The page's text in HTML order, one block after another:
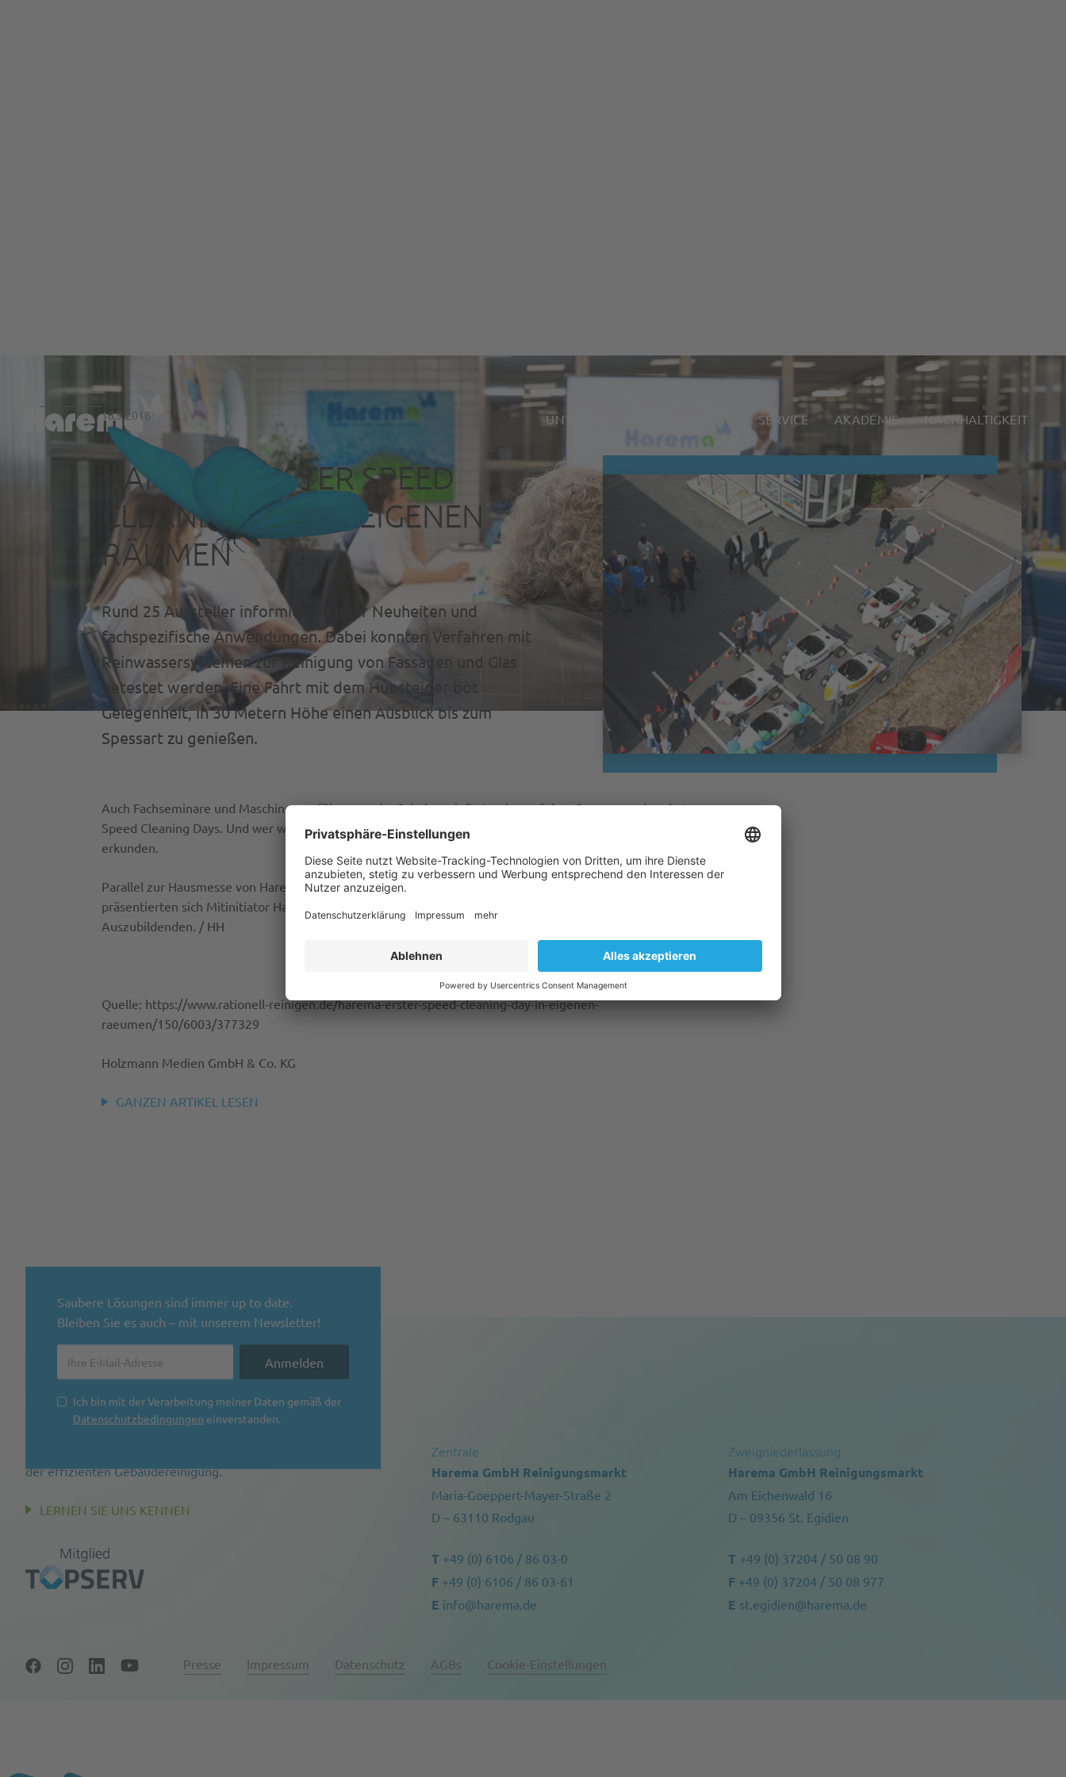
UNTERNEHMEN SERVICE AKADEMIE NACHHALTIGKEIT
18.9.2018
HAREMA: ERSTER SPEED
CLEANING DAY IN EIGENEN
RÄUMEN
Rund 25 Aussteller informierten über Neuheiten und
fachspezifische Anwendungen. Dabei konnten Verfahren mit
Reinwassersystemen zur Reinigung von Fassaden und Glas
getestet werden. Eine Fahrt mit dem Hubsteiger bot
Gelegenheit, in 30 Metern Höhe einen Ausblick bis zum
Spessart zu genießen.
Auch Fachseminare und Maschinenvorführungen im Schulungsloft standen auf dem Programm des vierten
Speed Cleaning Days. Und wer wollte, konnte mit schnittigen Mini-Hot-Rods das Gewerbegebiet Jügesheim
erkunden.
Parallel zur Hausmesse von Harema fand dort das erste Rodgau Open Industry Festival statt. Dabei
präsentierten sich Mitinitiator Harema und zehn weitere Unternehmen potenziellen Mitarbeitern und
Auszubildenden. / HH
Quelle: https://www.rationell-reinigen.de/harema-erster-speed-cleaning-day-in-eigenen-
raeumen/150/6003/377329
Holzmann Medien GmbH & Co. KG
GANZEN ARTIKEL LESEN
Saubere Lösungen sind immer up to date.
Bleiben Sie es auch – mit unserem Newsletter!
Ich bin mit der Verarbeitung meiner Daten gemäß der
Datenschutzbedingungen einverstanden.
der effizienten Gebäudereinigung.
LERNEN SIE UNS KENNEN
Zentrale
Harema GmbH Reinigungsmarkt
Maria-Goeppert-Mayer-Straße 2
D – 63110 Rodgau
T +49 (0) 6106 / 86 03-0
F +49 (0) 6106 / 86 03-61
E info@harema.de
Zweigniederlassung
Harema GmbH Reinigungsmarkt
Am Eichenwald 16
D – 09356 St. Egidien
T +49 (0) 37204 / 50 08 90
F +49 (0) 37204 / 50 08 977
E st.egidien@harema.de
Presse Impressum Datenschutz AGBs Cookie-Einstellungen